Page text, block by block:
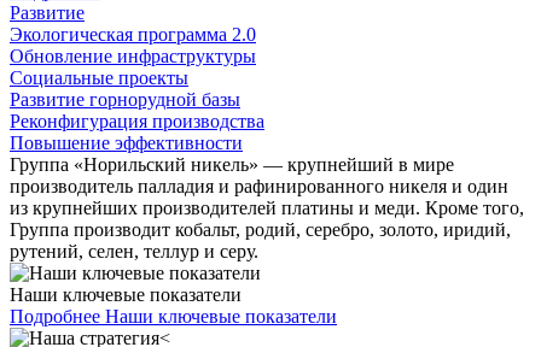
Развитие
Экологическая программа 2.0
Обновление инфраструктуры
Социальные проекты
Развитие горнорудной базы
Реконфигурация производства
Повышение эффективности
Группа «Норильский никель» — крупнейший в мире
производитель палладия и рафинированного никеля и один
из крупнейших производителей платины и меди. Кроме того,
Группа производит кобальт, родий, серебро, золото, иридий,
рутений, селен, теллур и серу.
Наши ключевые показатели
Подробнее Наши ключевые показатели